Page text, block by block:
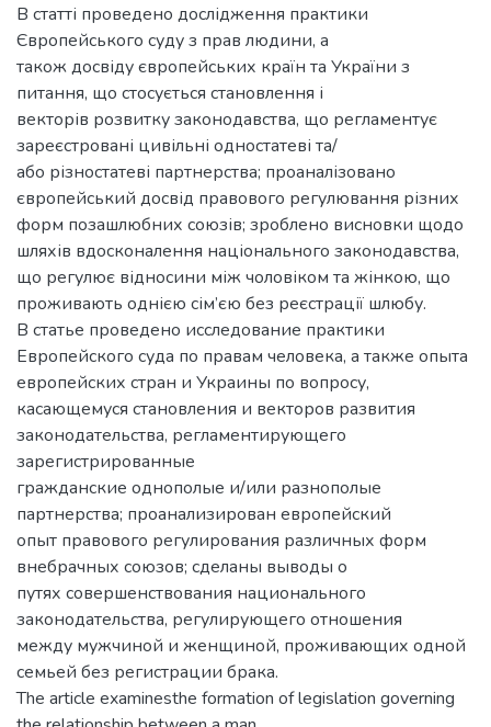
В статті проведено дослідження практики
Європейського суду з прав людини, а
також досвіду європейських країн та України з
питання, що стосується становлення і
векторів розвитку законодавства, що регламентує
зареєстровані цивільні одностатеві та/
або різностатеві партнерства; проаналізовано
європейський досвід правового регулювання різних
форм позашлюбних союзів; зроблено висновки щодо
шляхів вдосконалення національного законодавства,
що регулює відносини між чоловіком та жінкою, що
проживають однією сім’єю без реєстрації шлюбу.
В статье проведено исследование практики
Европейского суда по правам человека, а также опыта
европейских стран и Украины по вопросу,
касающемуся становления и векторов развития
законодательства, регламентирующего
зарегистрированные
гражданские однополые и/или разнополые
партнерства; проанализирован европейский
опыт правового регулирования различных форм
внебрачных союзов; сделаны выводы о
путях совершенствования национального
законодательства, регулирующего отношения
между мужчиной и женщиной, проживающих одной
семьей без регистрации брака.
The article examinesthe formation of legislation governing